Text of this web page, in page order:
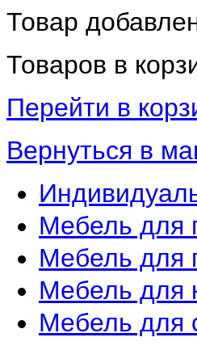
Товар
Товаров в
Перейти в
Вернуться в
Мебель для
Мебель для
Мебель для
Мебель для